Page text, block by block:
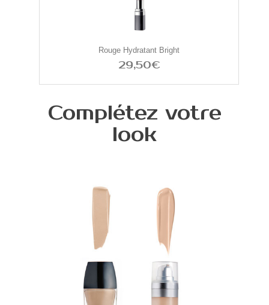
Rouge Hydratant Bright
29,50€
Complétez votre
look